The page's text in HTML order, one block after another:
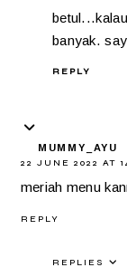
banyak.
REPLY
MUMMY_AYU
22 JUNE 2022 AT
meriah menu
REPLY
REPLIES